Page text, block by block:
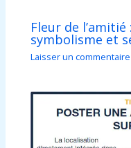
Fleur de
symbolisme et
Laisser un commentaire